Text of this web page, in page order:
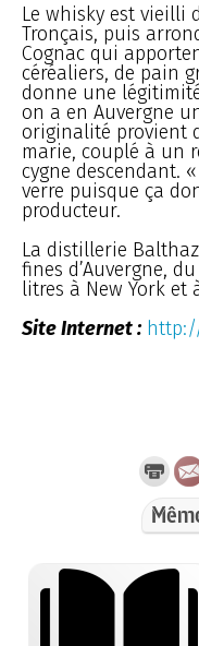
Le whisky est vieilli
Tronçais, puis
Cognac qui
céréaliers, de pain
donne une
on a en Auvergne
originalité provient
marie, couplé à un
cygne descendant.
verre puisque ça
producteur.
La distillerie
fines d’Auvergne,
litres à New York et
Site Internet :